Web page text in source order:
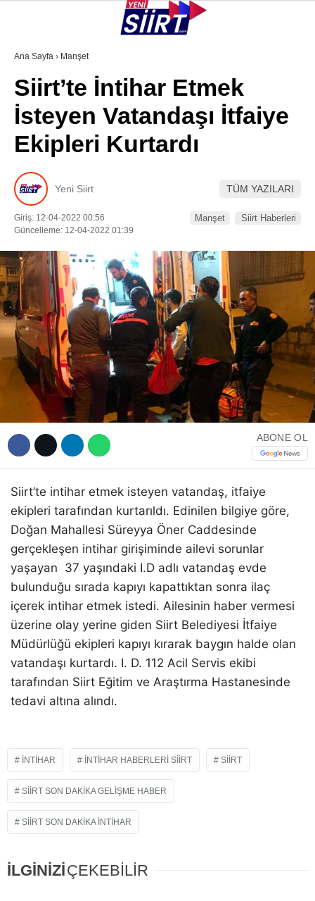
WhatsApp İhbar Hattı
Facebook
Instagram
Youtube
KURTALAN
ERUH
BAYKAN
PERVARI
ŞIRVAN
TILLO
GÜNDEM
NÖBETÇI ECZANELER
Ana Sayfa › Manşet
Siirt’te İntihar Etmek
İsteyen Vatandaşı İtfaiye
Ekipleri Kurtardı
Yeni Siirt TÜM YAZILARI
Giriş: 12-04-2022 00:56
Güncelleme: 12-04-2022 01:39
Manşet Siirt Haberleri
ABONE OL
Siirt’te intihar etmek isteyen vatandaş, itfaiye
ekipleri tarafından kurtarıldı. Edinilen bilgiye göre,
Doğan Mahallesi Süreyya Öner Caddesinde
gerçekleşen intihar girişiminde ailevi sorunlar
yaşayan 37 yaşındaki I.D adlı vatandaş evde
bulunduğu sırada kapıyı kapattıktan sonra ilaç
içerek intihar etmek istedi. Ailesinin haber vermesi
üzerine olay yerine giden Siirt Belediyesi İtfaiye
Müdürlüğü ekipleri kapıyı kırarak baygın halde olan
vatandaşı kurtardı. I. D. 112 Acil Servis ekibi
tarafından Siirt Eğitim ve Araştırma Hastanesinde
tedavi altına alındı.
INTIHAR INTIHAR HABERLERI SIIRT SIIRT
SIIRT SON DAKIKA GELIŞME HABER
SIIRT SON DAKIKA INTIHAR
İLGİNİZİÇEKEBİLİR